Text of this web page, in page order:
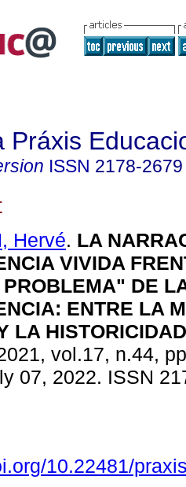
Práxis
ISSN 2178-2679
Hervé. LA
VIVIDA
DE
ENTRE LA
LA
vol.17, n.44,
07, 2022. ISSN
10.22481/